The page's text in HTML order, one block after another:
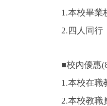
1.本校畢業
2.四人同行
■校內優惠
1.本校在職
2.本校教職